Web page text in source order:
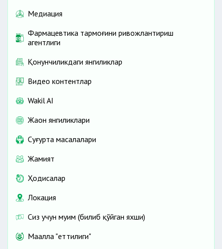
Медиация
Фармацевтика тармоғини ривожлантириш
агентлиги
Қонунчиликдаги янгиликлар
Видео контентлар
Wakil AI
Жаҳон янгиликлари
Cуғурта масалалари
Жамият
Ҳодисалар
Локация
Сиз учун муҳим (билиб қўйган яхши)
Маҳалла "еттилиги"